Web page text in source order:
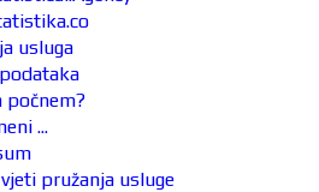
usluga
počnem?
...
pružanja usluge